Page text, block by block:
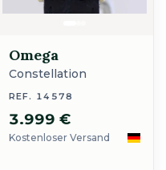
Omega
Constellation
REF. 14578
3.999 €
Kostenloser Versand